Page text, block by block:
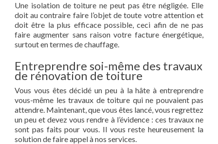
Une isolation de toiture ne peut pas être négligée. Elle
doit au contraire faire l’objet de toute votre attention et
doit être la plus efficace possible, ceci afin de ne pas
faire augmenter sans raison votre facture énergétique,
surtout en termes de chauffage.
Entreprendre soi-même des travaux
de rénovation de toiture
Vous vous êtes décidé un peu à la hâte à entreprendre
vous-même les travaux de toiture qui ne pouvaient pas
attendre. Maintenant, que vous êtes lancé, vous regrettez
un peu et devez vous rendre à l’évidence : ces travaux ne
sont pas faits pour vous. Il vous reste heureusement la
solution de faire appel à nos services.